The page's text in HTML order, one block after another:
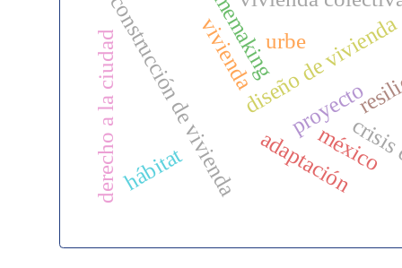
construcción de viviendadiseño de vivienda
homemakingurbe
proyecto
derecho a la ciudad méxico
vivienda
hábitat adaptación